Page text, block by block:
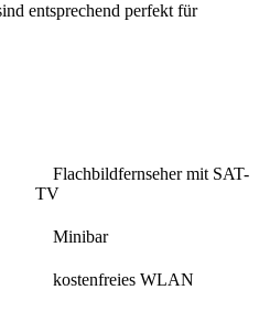
entsprechend perfekt für
Flachbildfernseher mit SAT-
TV
Minibar
kostenfreies WLAN